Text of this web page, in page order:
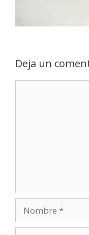
Deja un